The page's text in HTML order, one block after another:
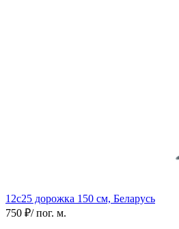
12с25 дорожка 150 см, Беларусь
750 ₽/ пог. м.